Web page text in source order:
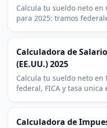
Calcula tu sueldo neto en
para 2025: tramos
Calculadora de
(EE.UU.) 2025
Calcula tu sueldo neto en
federal, FICA y tasa
Calculadora de